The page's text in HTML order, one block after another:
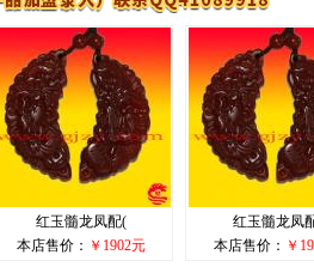
红玉髓龙凤配(
本店售价： ￥1902元
红玉髓龙凤
本店售价： ￥